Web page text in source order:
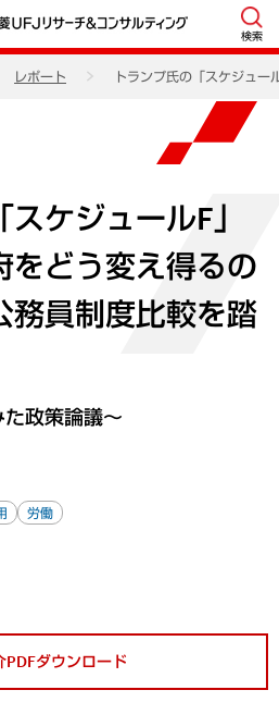
検索
レポート トランプ氏の「スケジュ
スケジュールF」
をどう変え得るの
務員制度比較を踏
政策論議～
労働
PDFダウンロード